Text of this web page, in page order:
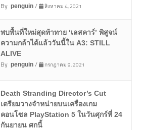
By penguin/ สิงหาคม 4, 2021
พบพื้นที่ใหม่สุดท้าทาย ‘เลสคาร์’ พิสูจน์
ความกล้าได้แล้ววันนี้ใน A3: STILL
ALIVE
By penguin/ กรกฎาคม 9, 2021
Death Stranding Director’s Cut
เตรียมวางจำหน่ายบนเครื่องเกม
คอนโซล PlayStation 5 ในวันศุกร์ที่ 24
กันยายน ศกนี้